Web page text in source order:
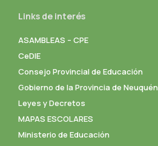
Links de interés
ASAMBLEAS – CPE
CeDIE
Consejo Provincial de Educación
Gobierno de la Provincia de Neuquén
Leyes y Decretos
MAPAS ESCOLARES
Ministerio de Educación